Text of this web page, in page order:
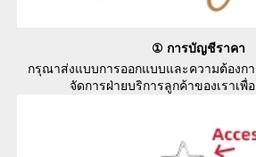
① การบัญชีราคา
กรุณาส่งแบบการออกแบบและความต้องก
จัดการฝ่ายบริการลูกค้าของเราเ